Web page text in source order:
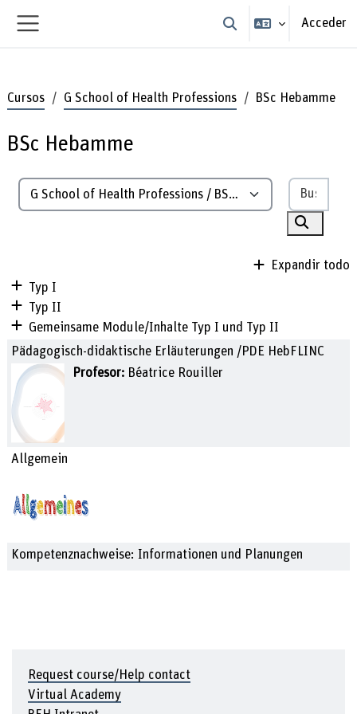
Selector de búsqueda
Acceder
Cursos G School of Health Professions BSc Hebamme
BSc Hebamme
Expandir todo
Typ I
Typ II
Gemeinsame Module/Inhalte Typ I und Typ II
Pädagogisch-didaktische Erläuterungen /PDE HebFLINC
Profesor: Béatrice Rouiller
Allgemein
Kompetenznachweise: Informationen und Planungen
Request course/Help contact
Virtual Academy